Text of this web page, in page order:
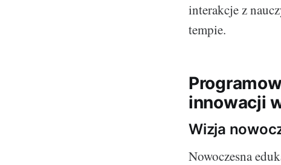
interakcje z
tempie.
innowacji
Wizja
Nowoczesna